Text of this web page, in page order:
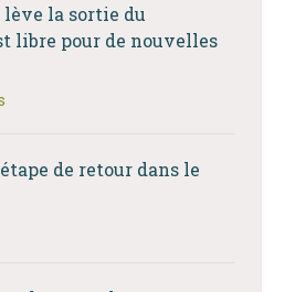
la sortie du
libre pour de nouvelles
de retour dans le